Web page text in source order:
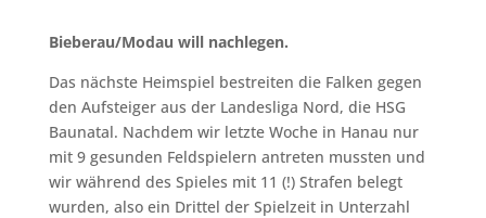
Bieberau/Modau will nachlegen.
Das nächste Heimspiel bestreiten die Falken gegen
den Aufsteiger aus der Landesliga Nord, die HSG
Baunatal. Nachdem wir letzte Woche in Hanau nur
mit 9 gesunden Feldspielern antreten mussten und
wir während des Spieles mit 11 (!) Strafen belegt
wurden, also ein Drittel der Spielzeit in Unterzahl